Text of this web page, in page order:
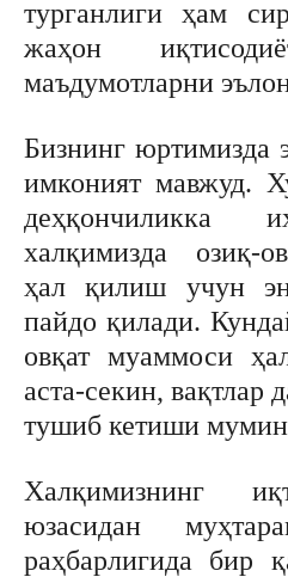
турганлиги ҳам
жаҳон
маъдумотларни
Бизнинг юртимизда
имконият мавжуд.
деҳқончиликка
халқимизда озиқ-
ҳал қилиш учун
пайдо қилади.
овқат муаммоси
аста-секин, вақтлар
тушиб кетиши
Халқимизнинг
юзасидан
раҳбарлигида бир